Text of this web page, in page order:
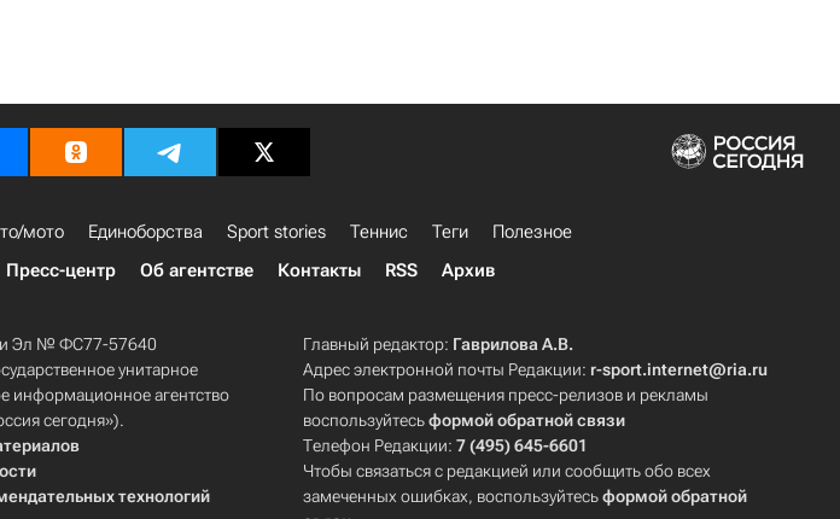
мото Единоборства Sport stories Теннис Теги
Полезное
Пресс-центр Об агентстве Контакты RSS Архив
Эл № ФС77-57640
унитарное
информационное агентство
сегодня»).
технологий
Главный редактор: Гаврилова А.В.
Адрес электронной почты Редакции: r-sport.internet@ria.ru
По вопросам размещения пресс-релизов и рекламы
воспользуйтесьформой обратной связи
Телефон Редакции:7 (495) 645-6601
Чтобы связаться с редакцией или сообщить обо всех
замеченных ошибках, воспользуйтесьформой обратной